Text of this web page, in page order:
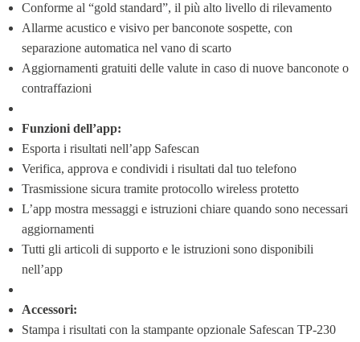
Conforme al “gold standard”, il più alto livello di rilevamento
Allarme acustico e visivo per banconote sospette, con
separazione automatica nel vano di scarto
Aggiornamenti gratuiti delle valute in caso di nuove banconote o
contraffazioni
Funzioni dell’app:
Esporta i risultati nell’app Safescan
Verifica, approva e condividi i risultati dal tuo telefono
Trasmissione sicura tramite protocollo wireless protetto
L’app mostra messaggi e istruzioni chiare quando sono necessari
aggiornamenti
Tutti gli articoli di supporto e le istruzioni sono disponibili
nell’app
Accessori:
Stampa i risultati con la stampante opzionale Safescan TP-230